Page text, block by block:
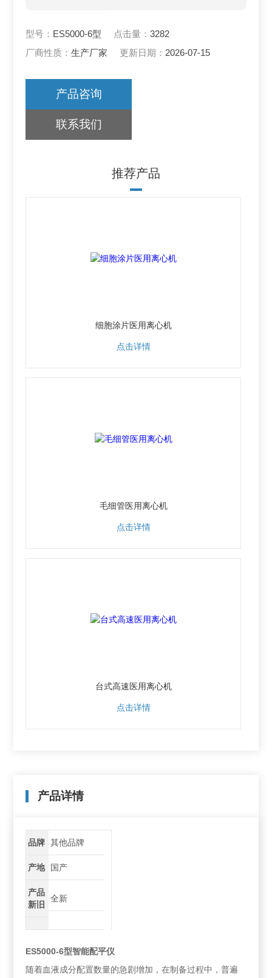
型号： ES5000-6型 点击量：3282
厂商性质：生产厂家 更新日期： 2026-07-15
产品咨询
联系我们
推荐产品
细胞涂片医用离心机
点击详情
毛细管医用离心机
点击详情
台式高速医用离心机
点击详情
产品详情
品牌 其他品牌
产地 国产
产品
新旧
全新
ES5000-6型智能配平仪
随着血液成分配置数量的急剧增加，在制备过程中，普遍